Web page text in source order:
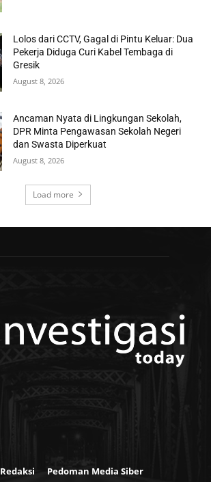
Lolos dari CCTV, Gagal di Pintu Keluar: Dua
Pekerja Diduga Curi Kabel Tembaga di
Gresik
August 8, 2026
Ancaman Nyata di Lingkungan Sekolah,
DPR Minta Pengawasan Sekolah Negeri
dan Swasta Diperkuat
August 8, 2026
Load more
Redaksi Pedoman Media Siber